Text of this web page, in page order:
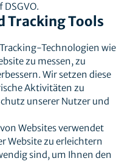
DSGVO.
Tracking Tools
Technologien wie
zu messen, zu
Wir setzen diese
Aktivitäten zu
unserer Nutzer und
Websites verwendet
Website zu erleichtern
sind, um Ihnen den